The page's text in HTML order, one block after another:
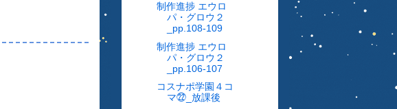
制作進捗 エウロ
パ・グロウ２
_pp.108-109
制作進捗 エウロ
パ・グロウ２
_pp.106-107
コスナポ学園４コ
マ㉒_放課後